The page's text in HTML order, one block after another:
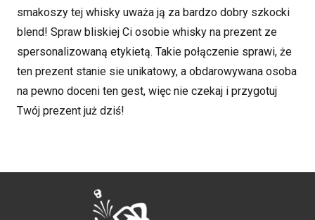
smakoszy tej whisky uważa ją za bardzo dobry szkocki
blend! Spraw bliskiej Ci osobie whisky na prezent ze
spersonalizowaną etykietą. Takie połączenie sprawi, że
ten prezent stanie sie unikatowy, a obdarowywana osoba
na pewno doceni ten gest, więc nie czekaj i przygotuj
Twój prezent już dziś!